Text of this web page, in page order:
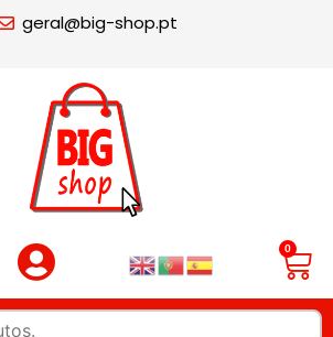
geral@big-shop.pt
0